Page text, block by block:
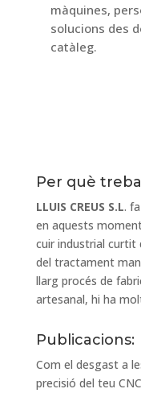
màquines,
solucions des
catàleg.
Per què
LLUIS CREUS S.L.
en aquests
cuir industrial curtit
del tractament
llarg procés de
artesanal, hi ha
Publicacions:
Com el desgast a
precisió del teu CNC